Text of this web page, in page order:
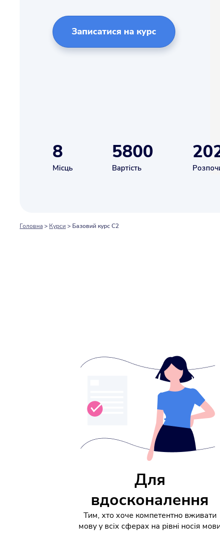
Записатися на курс
8
Місць
5800
Вартість
Головна> Курси > Базовий курс С2
Для
вдосконалення
Тим, хто хоче компетентно вживати
мову у всіх сферах на рівні носія